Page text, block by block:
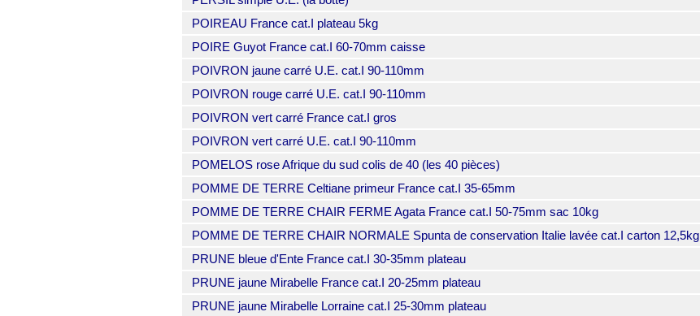
POIREAU France cat.I plateau 5kg
POIRE Guyot France cat.I 60-70mm caisse
POIVRON jaune carré U.E. cat.I 90-110mm
POIVRON rouge carré U.E. cat.I 90-110mm
POIVRON vert carré France cat.I gros
POIVRON vert carré U.E. cat.I 90-110mm
POMELOS rose Afrique du sud colis de 40 (les 40 pièces)
POMME DE TERRE Celtiane primeur France cat.I 35-65mm
POMME DE TERRE CHAIR FERME Agata France cat.I 50-75mm sac 10kg
POMME DE TERRE CHAIR NORMALE Spunta de conservation Italie lavée cat.I carton 12,5kg
PRUNE bleue d'Ente France cat.I 30-35mm plateau
PRUNE jaune Mirabelle France cat.I 20-25mm plateau
PRUNE jaune Mirabelle Lorraine cat.I 25-30mm plateau